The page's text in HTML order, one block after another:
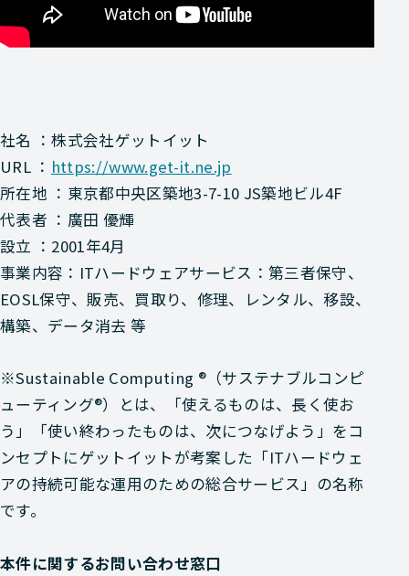
社名 ：株式会社ゲットイット
URL ： https://www.get-it.ne.jp
所在地 ：東京都中央区築地3-7-10 JS築地ビル4F
代表者 ：廣田 優輝
設立 ：2001年4月
事業内容：ITハードウェアサービス：第三者保守、
EOSL保守、販売、買取り、修理、レンタル、移設、
構築、データ消去 等
※Sustainable Computing ®（サステナブルコンピ
ューティング®）とは、「使えるものは、長く使お
う」「使い終わったものは、次につなげよう」をコ
ンセプトにゲットイットが考案した「ITハードウェ
アの持続可能な運用のための総合サービス」の名称
です。
本件に関するお問い合わせ窓口